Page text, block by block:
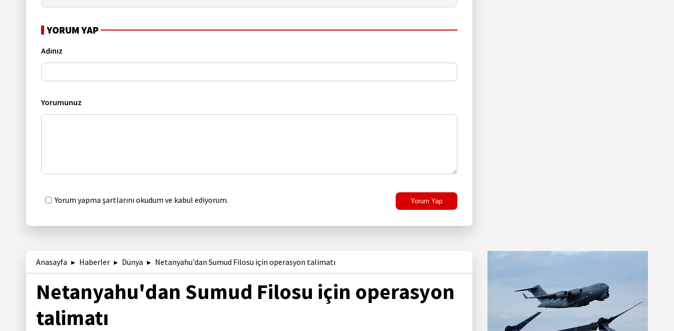
YORUM YAP
Adınız
Yorumunuz
Yorum yapma şartlarını okudum ve kabul ediyorum. Yorum Yap
Anasayfa Haberler Dünya Netanyahu'dan Sumud Filosu için operasyon talimatı
Netanyahu'dan Sumud Filosu için operasyon
talimatı